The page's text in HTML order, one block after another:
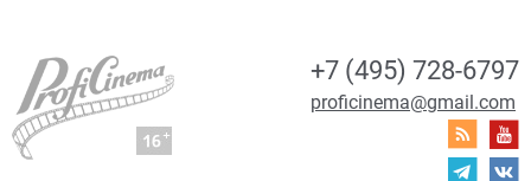
+7 (495) 728-6797
proficinema@gmail.com